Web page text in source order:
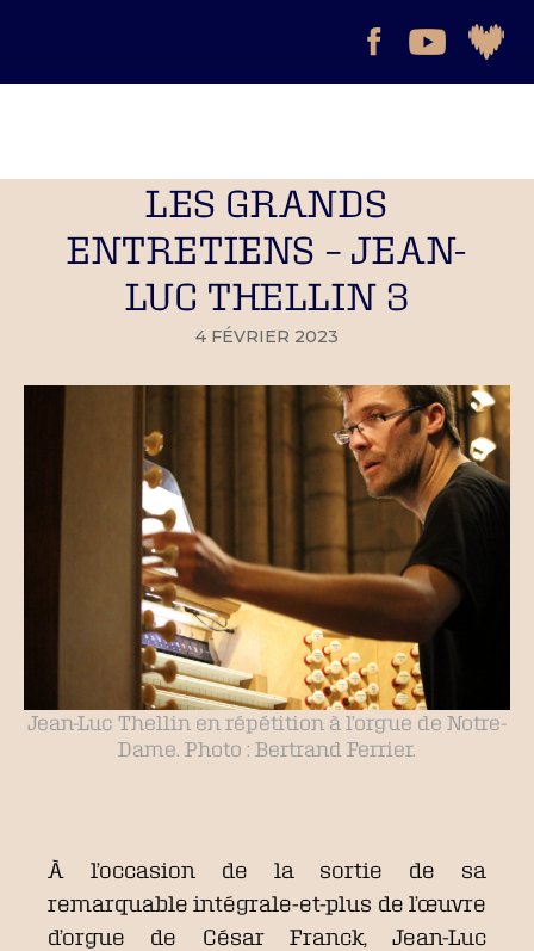
LES GRANDS
ENTRETIENS – JEAN-
LUC THELLIN 3
4 FÉVRIER 2023
Jean-Luc Thellin en répétition à l’orgue de Notre-
Dame. Photo : Bertrand Ferrier.
À l’occasion de la sortie de sa
remarquable intégrale-et-plus de l’œuvre
d’orgue de César Franck, Jean-Luc